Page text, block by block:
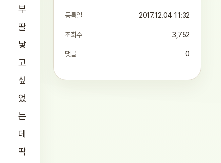
부
딸
낳
고
싶
었
는
데
딱
등록일 2017.12.04 11:32
조회수 3,752
댓글 0